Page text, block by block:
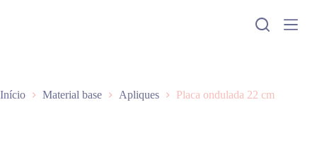
a
r
Início Material base Apliques Placa ondulada 22 cm